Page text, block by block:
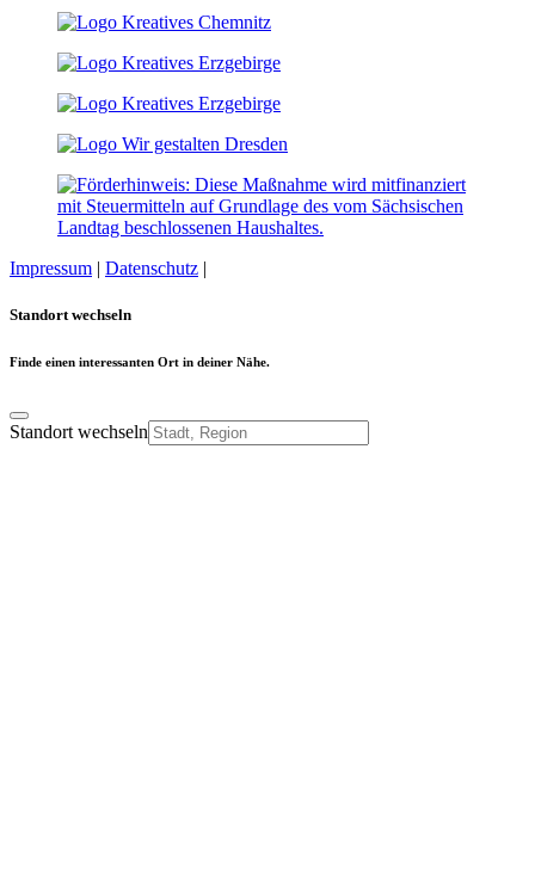
Impressum | Datenschutz |
Standort wechseln
Finde einen interessanten Ort in deiner Nähe.
Standort wechseln